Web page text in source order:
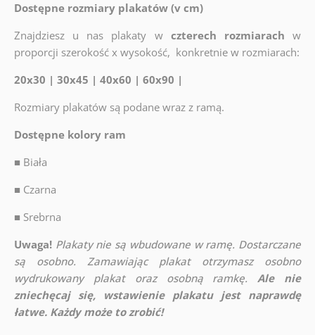
Dostępne rozmiary plakatów (v cm)
Znajdziesz u nas plakaty w czterech rozmiarach
w
proporcji szerokość x wysokość, konkretnie w rozmiarach:
20x30 | 30x45 | 40x60 | 60x90 |
Rozmiary plakatów są podane wraz z ramą.
Dostępne kolory ram
■ Biała
■ Czarna
■ Srebrna
Uwaga! Plakaty nie są wbudowane w ramę. Dostarczane
są osobno. Zamawiając plakat otrzymasz osobno
wydrukowany plakat oraz osobną ramkę.
Ale nie
zniechęcaj się, wstawienie plakatu jest naprawdę
łatwe. Każdy może to zrobić!